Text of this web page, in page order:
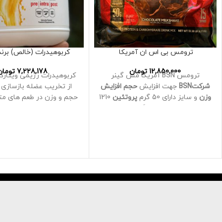
ترومس بی اس ان آمریکا
12,850,000 تومان
ترومس BSN آمریکا مس گینر
شرکتBSN
جهت افزایشحجم افزایش
وزنو سایز دارای 50 گرم پروتئین 1210
کالری در وزن 4560 گرم طعم های
کربوهیدرات (خالص)
7,228,178
کربوهیدرات رژیمی
از تخریب عضله
حجم و وزن در طعم های